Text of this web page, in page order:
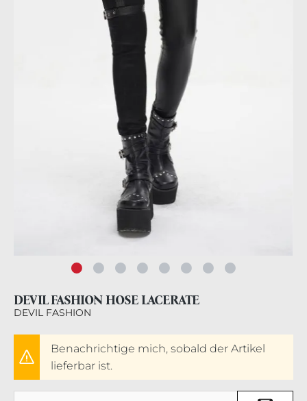
DEVIL FASHION HOSE LACERATE
DEVIL FASHION
Benachrichtige mich, sobald der Artikel
lieferbar ist.